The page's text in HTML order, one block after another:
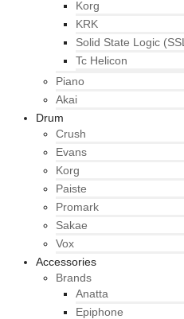
Korg
KRK
Solid State Logic
Tc Helicon
Piano
Akai
Drum
Crush
Evans
Korg
Paiste
Promark
Sakae
Vox
Accessories
Brands
Anatta
Epiphone